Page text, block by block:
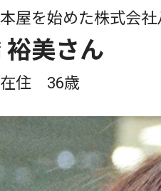
屋を始めた株式会
裕美さん
在住 36歳